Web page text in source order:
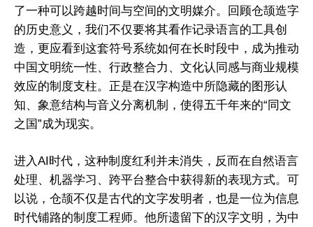
了一种可以跨越时间与空间的文明媒介。回顾仓颉造字
的历史意义，我们不仅要将其看作记录语言的工具创
造，更应看到这套符号系统如何在长时段中，成为推动
中国文明统一性、行政整合力、文化认同感与商业规模
效应的制度支柱。正是在汉字构造中所隐藏的图形认
知、象意结构与音义分离机制，使得五千年来的“同文
之国”成为现实。
进入AI时代，这种制度红利并未消失，反而在自然语言
处理、机器学习、跨平台整合中获得新的表现方式。可
以说，仓颉不仅是古代的文字发明者，也是一位为信息
时代铺路的制度工程师。他所遗留下的汉字文明，为中